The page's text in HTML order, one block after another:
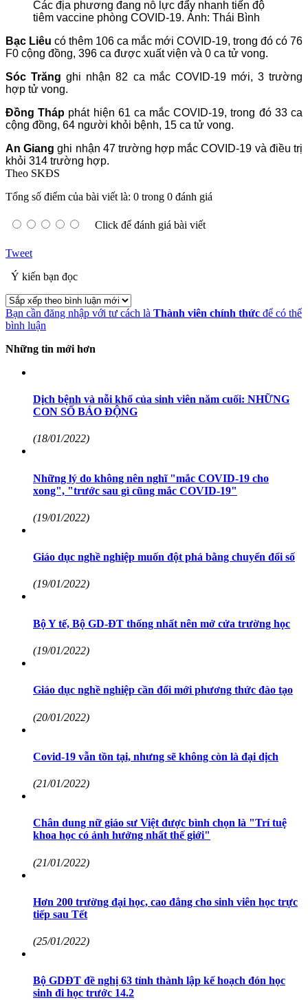
Các địa phương đang nỗ lực đẩy nhanh tiến độ
tiêm vaccine phòng COVID-19. Ảnh: Thái Bình
Bạc Liêu có thêm 106 ca mắc mới COVID-19, trong đó có 76
F0 cộng đồng, 396 ca được xuất viện và 0 ca tử vong.
Sóc Trăng ghi nhận 82 ca mắc COVID-19 mới, 3 trường
hợp tử vong.
Đồng Tháp phát hiện 61 ca mắc COVID-19, trong đó 33 ca
cộng đồng, 64 người khỏi bệnh, 15 ca tử vong.
An Giang ghi nhận 47 trường hợp mắc COVID-19 và điều trị
khỏi 314 trường hợp.
Theo SKĐS
Tổng số điểm của bài viết là: 0 trong 0 đánh giá
Click để đánh giá bài viết
Tweet
Ý kiến bạn đọc
Bạn cần đăng nhập với tư cách là Thành viên chính thức để có thể
bình luận
Những tin mới hơn
Dịch bệnh và nỗi khổ của sinh viên năm cuối: NHỮNG
CON SỐ BÁO ĐỘNG
(18/01/2022)
Những lý do không nên nghĩ "mắc COVID-19 cho
xong", "trước sau gì cũng mắc COVID-19"
(19/01/2022)
Giáo dục nghề nghiệp muốn đột phá bằng chuyển đổi số
(19/01/2022)
Bộ Y tế, Bộ GD-ĐT thống nhất nên mở cửa trường học
(19/01/2022)
Giáo dục nghề nghiệp cần đổi mới phương thức đào tạo
(20/01/2022)
Covid-19 vẫn tồn tại, nhưng sẽ không còn là đại dịch
(21/01/2022)
Chân dung nữ giáo sư Việt được bình chọn là "Trí tuệ
khoa học có ảnh hưởng nhất thế giới"
(21/01/2022)
Hơn 200 trường đại học, cao đẳng cho sinh viên học trực
tiếp sau Tết
(25/01/2022)
Bộ GDĐT đề nghị 63 tỉnh thành lập kế hoạch đón học
sinh đi học trước 14.2